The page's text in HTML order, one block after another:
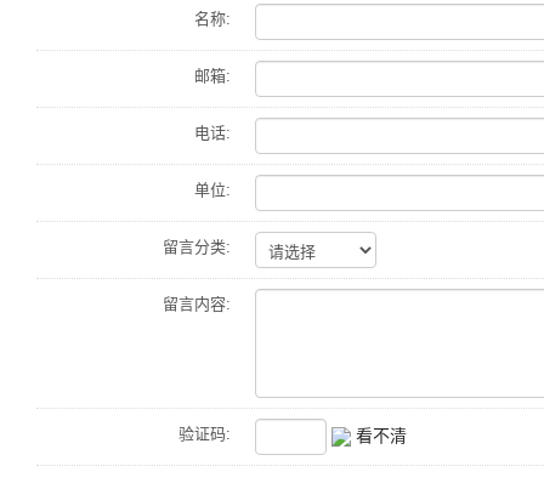
名称:
邮箱:
电话:
单位:
留言分类:
留言内容:
验证码: 看不清